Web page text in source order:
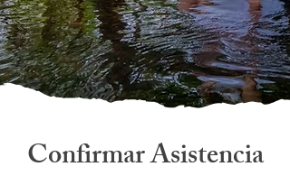
Confirmar Asistencia